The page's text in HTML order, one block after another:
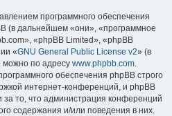
программного обеспечения
(в дальнейшем «они», «программное
«phpBB Limited», «phpBB
«GNU General Public License v2» (в
можно по адресу www.phpbb.com.
обеспечения phpBB строго
интернет-конференций, и phpBB
за то, что администрация конференций
содержания и/или поведения в них.